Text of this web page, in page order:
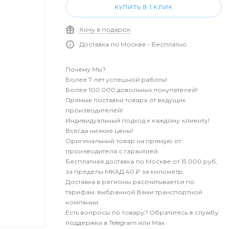
КУПИТЬ В 1 КЛИК
Хочу в подарок
Доставка по Москве - Бесплатно
Почему Мы?
Более 7 лет успешной работы!
Более 100 000 довольных покупателей!
Прямые поставки товара от ведущих
производителей!
Индивидуальный подход к каждому клиенту!
Всегда низкие цены!
Оригинальный товар на прямую от
производителя с гарантией.
Бесплатная доставка по Москве от 15 000 руб,
за пределы МКАД 40 ₽ за километр.
Доставка в регионы рассчитывается по
тарифам, выбранной Вами транспортной
компании.
Есть вопросы по товару? Обратитесь в службу
поддержки в Telegram или Max.